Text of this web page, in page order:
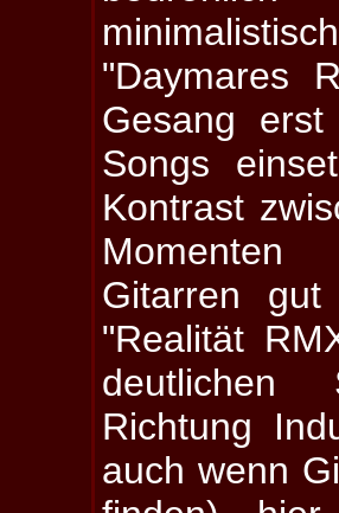
"Daymares
Gesang
Songs
Kontrast
Gitarren gut
"Realität
Richtung
auch wenn